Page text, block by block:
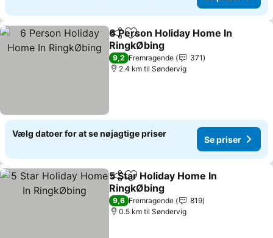
Del Føj til favoritter
6 Person Holiday Home In
RingkØbing
Se priser
9,2 Fremragende
371
2.4 km til Søndervig
Vælg datoer for at se nøjagtige priser
Se priser
Del Føj til favoritter
5 Star Holiday Home In
RingkØbing
Se priser
9,6 Fremragende
819
0.5 km til Søndervig